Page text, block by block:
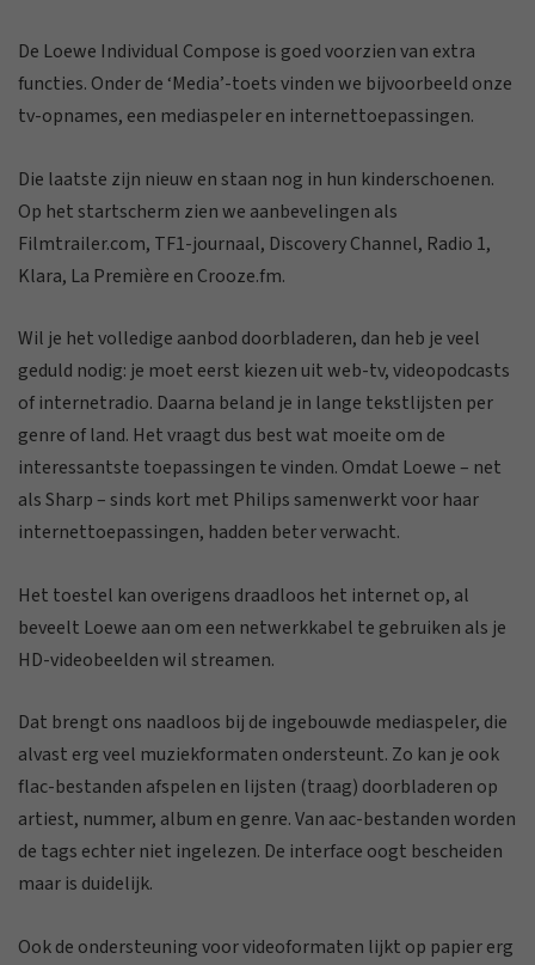
De Loewe Individual Compose is goed voorzien van extra
functies. Onder de ‘Media’-toets vinden we bijvoorbeeld onze
tv-opnames, een mediaspeler en internettoepassingen.
Die laatste zijn nieuw en staan nog in hun kinderschoenen.
Op het startscherm zien we aanbevelingen als
Filmtrailer.com, TF1-journaal, Discovery Channel, Radio 1,
Klara, La Première en Crooze.fm.
Wil je het volledige aanbod doorbladeren, dan heb je veel
geduld nodig: je moet eerst kiezen uit web-tv, videopodcasts
of internetradio. Daarna beland je in lange tekstlijsten per
genre of land. Het vraagt dus best wat moeite om de
interessantste toepassingen te vinden. Omdat Loewe – net
als Sharp – sinds kort met Philips samenwerkt voor haar
internettoepassingen, hadden beter verwacht.
Het toestel kan overigens draadloos het internet op, al
beveelt Loewe aan om een netwerkkabel te gebruiken als je
HD-videobeelden wil streamen.
Dat brengt ons naadloos bij de ingebouwde mediaspeler, die
alvast erg veel muziekformaten ondersteunt. Zo kan je ook
flac-bestanden afspelen en lijsten (traag) doorbladeren op
artiest, nummer, album en genre. Van aac-bestanden worden
de tags echter niet ingelezen. De interface oogt bescheiden
maar is duidelijk.
Ook de ondersteuning voor videoformaten lijkt op papier erg